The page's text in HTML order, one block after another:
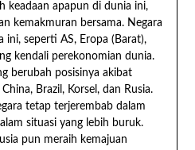
keadaan apapun di dunia ini,
kemakmuran bersama. Negara
ini, seperti AS, Eropa (Barat),
kendali perekonomian dunia.
berubah posisinya akibat
Brazil, Korsel, dan Rusia.
tetap terjerembab dalam
situasi yang lebih buruk.
pun meraih kemajuan